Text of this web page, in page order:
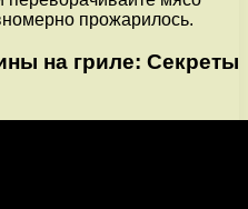
прожарилось.
на гриле: Секреты